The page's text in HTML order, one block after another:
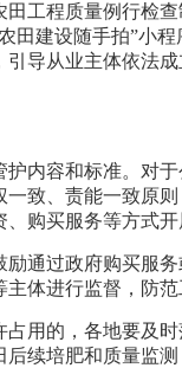
工程质量例行检
建设随手拍”小
导从业主体依
内容和标准。
致、责能一致原
购买服务等方式
通过政府购买
体进行监督，防
用的，各地要
续培肥和质量监